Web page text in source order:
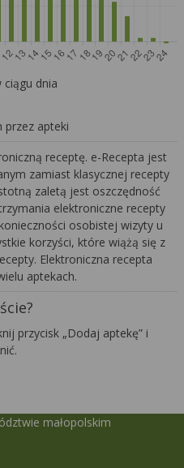
ciągu dnia
przez apteki
receptę. e-Recepta jest
zamiast klasycznej recepty
zaletą jest oszczędność
elektroniczne recepty
osobistej wizyty u
korzyści, które wiążą się z
Elektroniczna recepta
aptekach.
przycisk „Dodaj aptekę” i
małopolskim